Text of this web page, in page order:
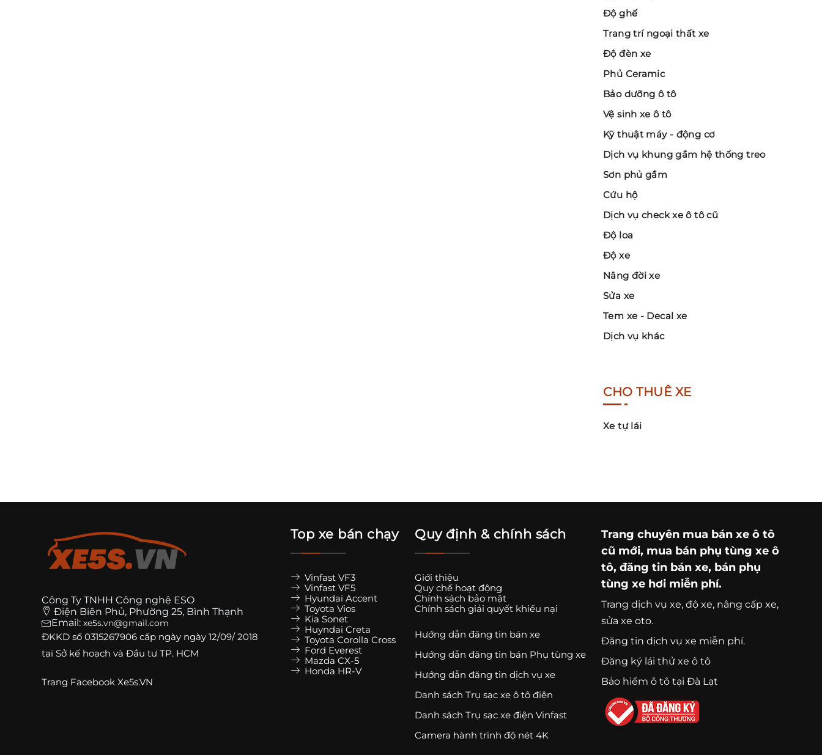
Độ ghế
Trang trí ngoại thất xe
Độ đèn xe
Phủ Ceramic
Bảo dưỡng ô tô
Vệ sinh xe ô tô
Kỹ thuật máy - động cơ
Dịch vụ khung gầm hệ thống treo
Sơn phủ gầm
Cứu hộ
Dịch vụ check xe ô tô cũ
Độ loa
Độ xe
Nâng đời xe
Sửa xe
Tem xe - Decal xe
Dịch vụ khác
CHO THUÊ XE
Xe tự lái
Công Ty TNHH Công nghệ ESO
Điện Biên Phủ, Phường 25, Bình Thạnh
Email: xe5s.vn@gmail.com
ĐKKD số 0315267906 cấp ngày ngày 12/09/ 2018
tại Sở kế hoạch và Đầu tư TP. HCM
Trang Facebook Xe5s.VN
Top xe bán chạy
Vinfast VF3
Vinfast VF5
Hyundai Accent
Toyota Vios
Kia Sonet
Huyndai Creta
Toyota Corolla Cross
Ford Everest
Mazda CX-5
Honda HR-V
Quy định & chính sách
Giới thiệu
Quy chế hoạt động
Chính sách bảo mật
Chính sách giải quyết khiếu nại
Hướng dẫn đăng tin bán xe
Hướng dẫn đăng tin bán Phụ tùng xe
Hướng dẫn đăng tin dịch vụ xe
Danh sách Trụ sạc xe ô tô điện
Danh sách Trụ sạc xe điện Vinfast
Camera hành trình độ nét 4K
Trang chuyên mua bán xe ô tô
cũ mới, mua bán phụ tùng xe ô
tô, đăng tin bán xe, bán phụ
tùng xe hơi miễn phí.
Trang dịch vụ xe, độ xe, nâng cấp xe,
sửa xe oto.
Đăng tin dịch vụ xe miễn phí.
Đăng ký lái thử xe ô tô
Bảo hiểm ô tô tại Đà Lạt